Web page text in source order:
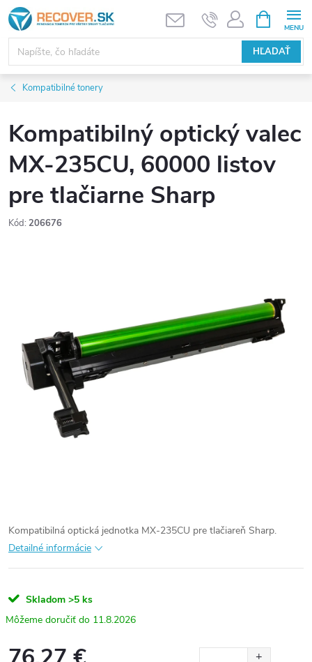
Prejsť
na
obsah
HĽADAŤ
KOŠÍK
Kompatibilné tonery
Kompatibilný optický valec
MX-235CU, 60000 listov
pre tlačiarne Sharp
Kód: 206676
Kompatibilná optická jednotka MX-235CU pre tlačiareň Sharp.
Detailné informácie
Skladom >5 ks
11.8.2026